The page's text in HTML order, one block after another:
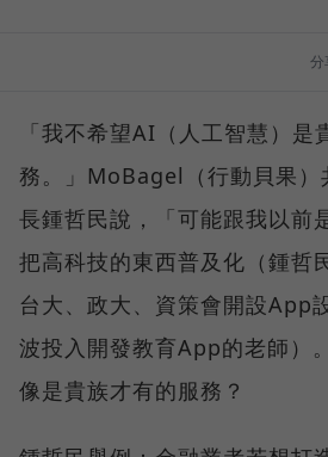
分
「我不希望AI（人工智慧）是
務。」MoBagel（行動貝果）
長鍾哲民說，「可能跟我以前
把高科技的東西普及化（鍾哲
台大、政大、資策會開設App
波投入開發教育App的老師）
像是貴族才有的服務？